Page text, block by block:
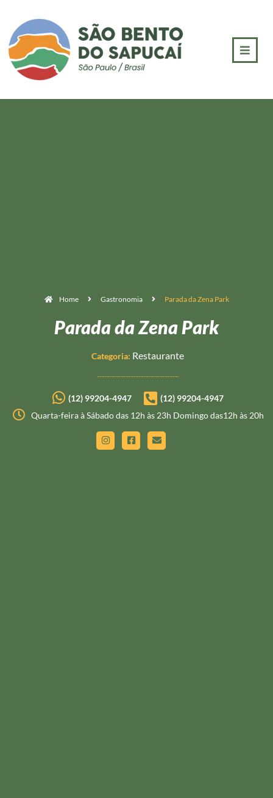
Home Gastronomia Parada da Zena Park
Parada da Zena Park
Categoria: Restaurante
(12) 99204-4947
(12) 99204-4947
Quarta-feira à Sábado das 12h às 23h Domingo das12h às 20h